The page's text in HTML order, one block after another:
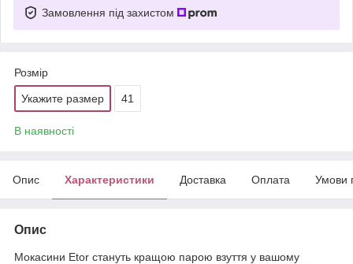
Замовлення під захистом
Розмір
Укажите размер 41
В наявності
Опис Характеристики Доставка Оплата Умови
Опис
Мокасини Etor стануть кращою парою взуття у вашому